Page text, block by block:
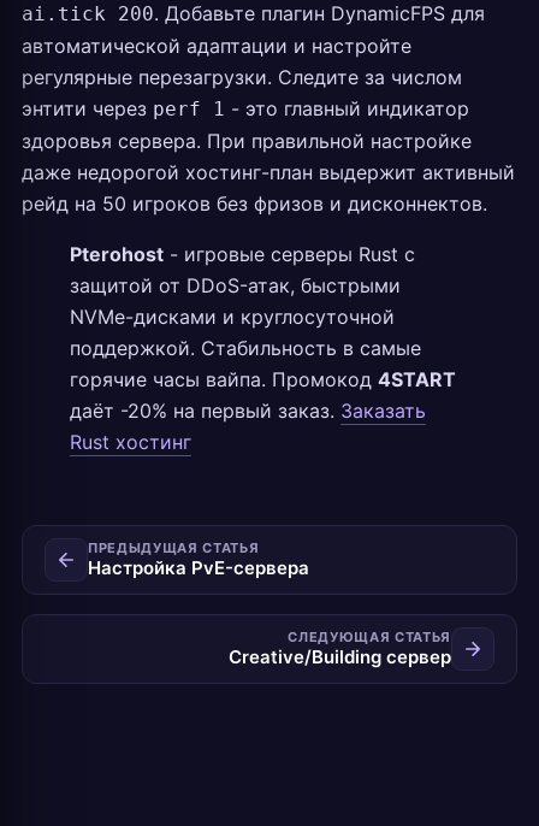
ai.tick 200. Добавьте плагин DynamicFPS для
автоматической адаптации и настройте
регулярные перезагрузки. Следите за числом
энтити через perf 1 - это главный индикатор
здоровья сервера. При правильной настройке
даже недорогой хостинг-план выдержит активный
рейд на 50 игроков без фризов и дисконнектов.
Pterohost - игровые серверы Rust с
защитой от DDoS-атак, быстрыми
NVMe-дисками и круглосуточной
поддержкой. Стабильность в самые
горячие часы вайпа. Промокод 4START
даёт -20% на первый заказ. Заказать
Rust хостинг
ПРЕДЫДУЩАЯ СТАТЬЯ
Настройка PvE-сервера
СЛЕДУЮЩАЯ СТАТЬЯ
Creative/Building сервер